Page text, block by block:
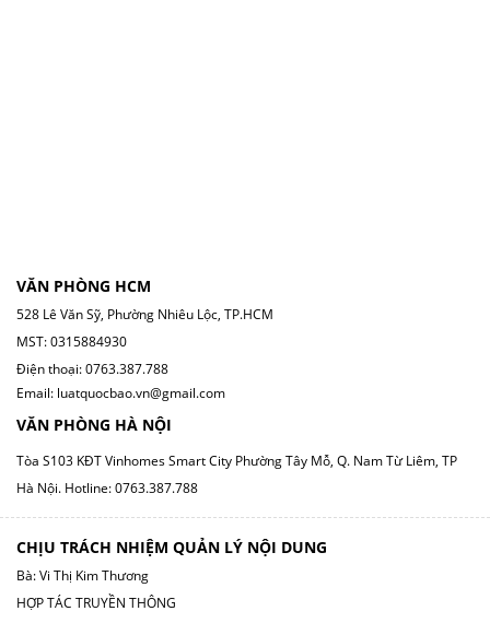
VĂN PHÒNG HCM
528 Lê Văn Sỹ, Phường Nhiêu Lộc, TP.HCM
MST: 0315884930
Điện thoại: 0763.387.788
Email: luatquocbao.vn@gmail.com
VĂN PHÒNG HÀ NỘI
Tòa S103 KĐT Vinhomes Smart City Phường Tây Mỗ, Q. Nam Từ Liêm, TP
Hà Nội. Hotline: 0763.387.788
CHỊU TRÁCH NHIỆM QUẢN LÝ NỘI DUNG
Bà: Vi Thị Kim Thương
HỢP TÁC TRUYỀN THÔNG